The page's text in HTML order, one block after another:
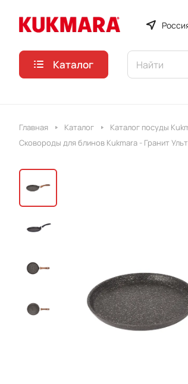
Каталог
Главная Каталог Каталог посуды
Сковороды для блинов Kukmara - Гранит